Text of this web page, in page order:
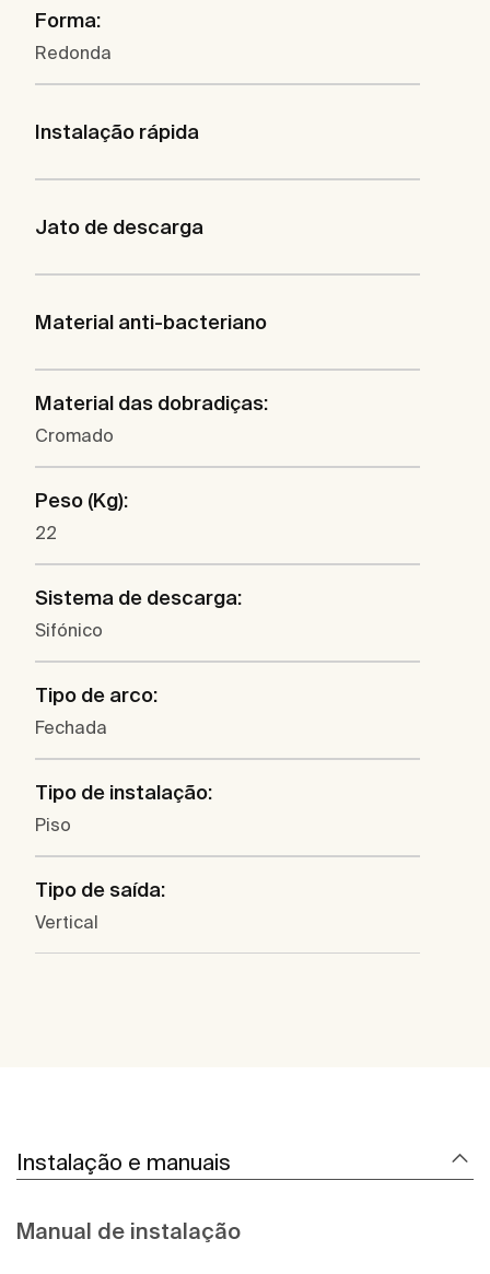
Forma:
Redonda
Instalação rápida
Jato de descarga
Material anti-bacteriano
Material das dobradiças:
Cromado
Peso (Kg):
22
Sistema de descarga:
Sifónico
Tipo de arco:
Fechada
Tipo de instalação:
Piso
Tipo de saída:
Vertical
Instalação e manuais
Manual de instalação